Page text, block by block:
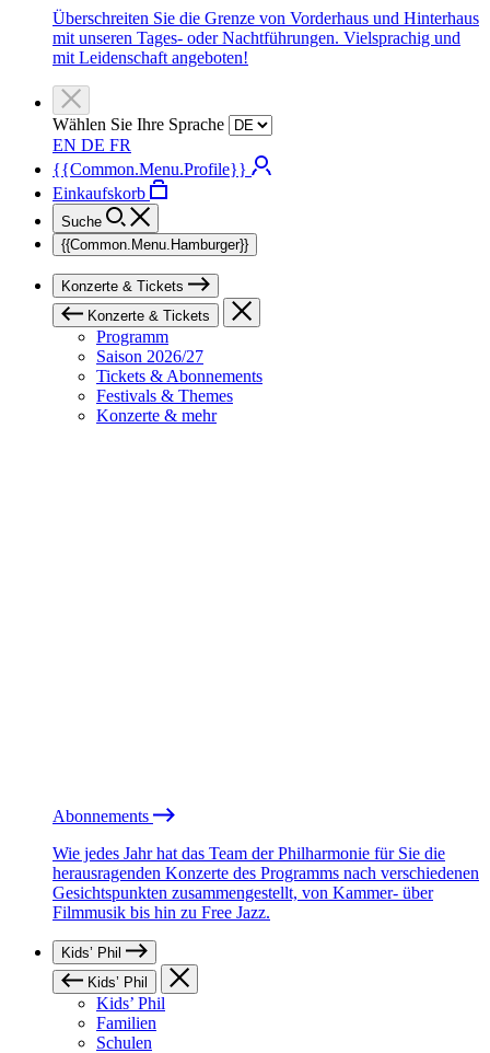
Überschreiten Sie die Grenze von Vorderhaus und Hinterhaus
mit unseren Tages- oder Nachtführungen. Vielsprachig und
mit Leidenschaft angeboten!
Wählen Sie Ihre Sprache
EN DE FR
{{Common.Menu.Profile}}
Einkaufskorb
Suche
{{Common.Menu.Hamburger}}
Konzerte & Tickets
Konzerte & Tickets
Programm
Saison 2026/27
Tickets & Abonnements
Festivals & Themes
Konzerte & mehr
Abonnements
Wie jedes Jahr hat das Team der Philharmonie für Sie die
herausragenden Konzerte des Programms nach verschiedenen
Gesichtspunkten zusammengestellt, von Kammer- über
Filmmusik bis hin zu Free Jazz.
Kids’ Phil
Kids’ Phil
Kids’ Phil
Familien
Schulen